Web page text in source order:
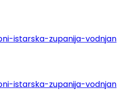
istarska-zupanija-vodnjan
istarska-zupanija-vodnjan